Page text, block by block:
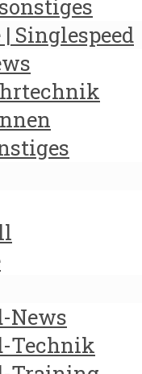
Singlespeed
News
Technik